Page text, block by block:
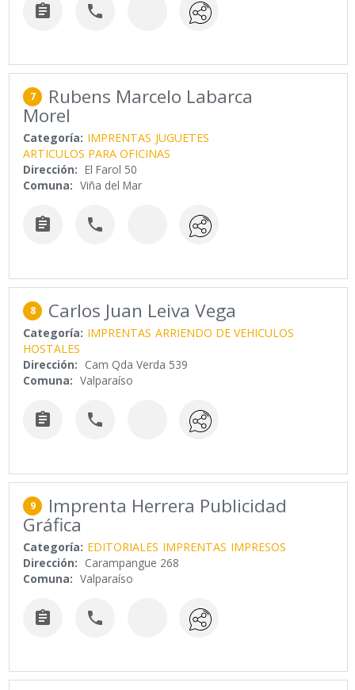
 
7 Rubens Marcelo Labarca
Morel
Categoría: IMPRENTAS JUGUETES
ARTICULOS PARA OFICINAS
Dirección: El Farol 50
Comuna: Viña del Mar
 
8 Carlos Juan Leiva Vega
Categoría: IMPRENTAS ARRIENDO DE VEHICULOS
HOSTALES
Dirección: Cam Qda Verda 539
Comuna: Valparaíso
 
9 Imprenta Herrera Publicidad
Gráfica
Categoría: EDITORIALES IMPRENTAS IMPRESOS
Dirección: Carampangue 268
Comuna: Valparaíso
 